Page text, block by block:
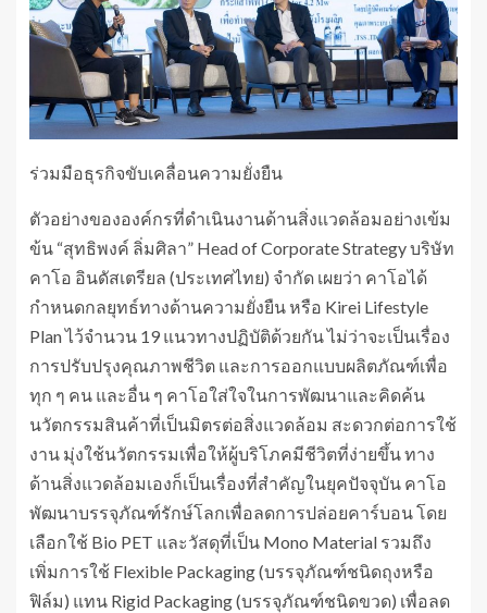
ร่วมมือธุรกิจขับเคลื่อนความยั่งยืน
ตัวอย่างขององค์กรที่ดำเนินงานด้านสิ่งแวดล้อมอย่างเข้ม
ข้น “สุทธิพงค์ ลิ่มศิลา” Head of Corporate Strategy บริษัท
คาโอ อินดัสเตรียล (ประเทศไทย) จำกัด เผยว่า คาโอได้
กำหนดกลยุทธ์ทางด้านความยั่งยืน หรือ Kirei Lifestyle
Plan ไว้จำนวน 19 แนวทางปฏิบัติด้วยกัน ไม่ว่าจะเป็นเรื่อง
การปรับปรุงคุณภาพชีวิต และการออกแบบผลิตภัณฑ์เพื่อ
ทุก ๆ คน และอื่น ๆ คาโอใส่ใจในการพัฒนาและคิดค้น
นวัตกรรมสินค้าที่เป็นมิตรต่อสิ่งแวดล้อม สะดวกต่อการใช้
งาน มุ่งใช้นวัตกรรมเพื่อให้ผู้บริโภคมีชีวิตที่ง่ายขึ้น ทาง
ด้านสิ่งแวดล้อมเองก็เป็นเรื่องที่สำคัญในยุคปัจจุบัน คาโอ
พัฒนาบรรจุภัณฑ์รักษ์โลกเพื่อลดการปล่อยคาร์บอน โดย
เลือกใช้ Bio PET และวัสดุที่เป็น Mono Material รวมถึง
เพิ่มการใช้ Flexible Packaging (บรรจุภัณฑ์ชนิดถุงหรือ
ฟิล์ม) แทน Rigid Packaging (บรรจุภัณฑ์ชนิดขวด) เพื่อลด